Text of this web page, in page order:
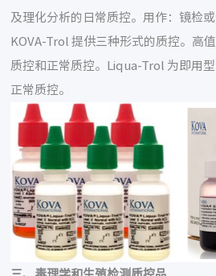
及理化分析的日常质控。用作：镜检
KOVA-Trol 提供三种形式的质控。高
质控和正常质控。Liqua-Trol 为即用
正常质控。